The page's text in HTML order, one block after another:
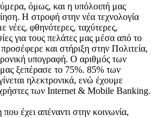
όμως, και η υπόλοιπή μας
Η στροφή στην νέα τεχνολογία
νέες, φθηνότερες, ταχύτερες,
για τους πελάτες μας μέσα από το
και στήριξη στην Πολιτεία,
υπογραφή. Ο αριθμός των
ξεπέρασε το 75%. 85% των
ηλεκτρονικά, ενώ έχουμε
των Internet & Mobile Banking.
έχει απέναντι στην κοινωνία,